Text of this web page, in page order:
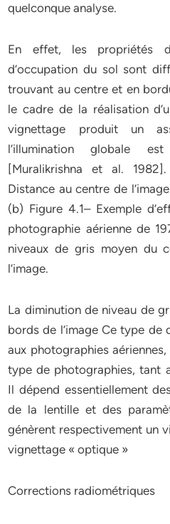
quelconque analyse.
En effet, les propriétés
d’occupation du sol sont
trouvant au centre et en
le cadre de la réalisation
vignettage produit un
l’illumination globale
[Muralikrishna et al.
Distance au centre de
(b) Figure 4.1– Exemple
photographie aérienne de
niveaux de gris moyen du
l’image.
La diminution de niveau de
bords de l’image Ce type de
aux photographies
type de photographies, tant
Il dépend essentiellement
de la lentille et des
génèrent respectivement un
vignettage « optique »
Corrections radiométriques